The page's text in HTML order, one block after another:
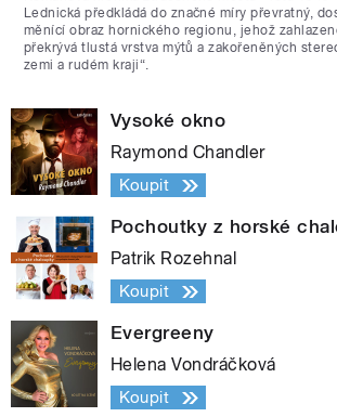
Lednická předkládá do značné míry převratný,
měnící obraz hornického regionu, jehož
překrývá tlustá vrstva mýtů a zakořeněných
zemi a rudém kraji“.
Vysoké okno
Raymond Chandler
Koupit
Pochoutky z horské
Patrik Rozehnal
Koupit
Evergreeny
Helena Vondráčková
Koupit